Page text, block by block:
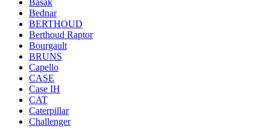
Bednar
BERTHOUD
Berthoud Raptor
Bourgault
BRUNS
Capello
CASE
Case IH
CAT
Caterpillar
Challenger